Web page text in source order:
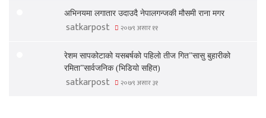
अभिनयमा लगातार उदाउदै नेपालगन्जकी मौसमी राना मगर
satkarpost २०७९ असार ११
रेशम सापकोटाको यसबर्षको पहिलो तीज गित”सासु बुहारीको
रमिता”सार्वजनिक (भिडियो सहित)
satkarpost २०७९ असार ३१